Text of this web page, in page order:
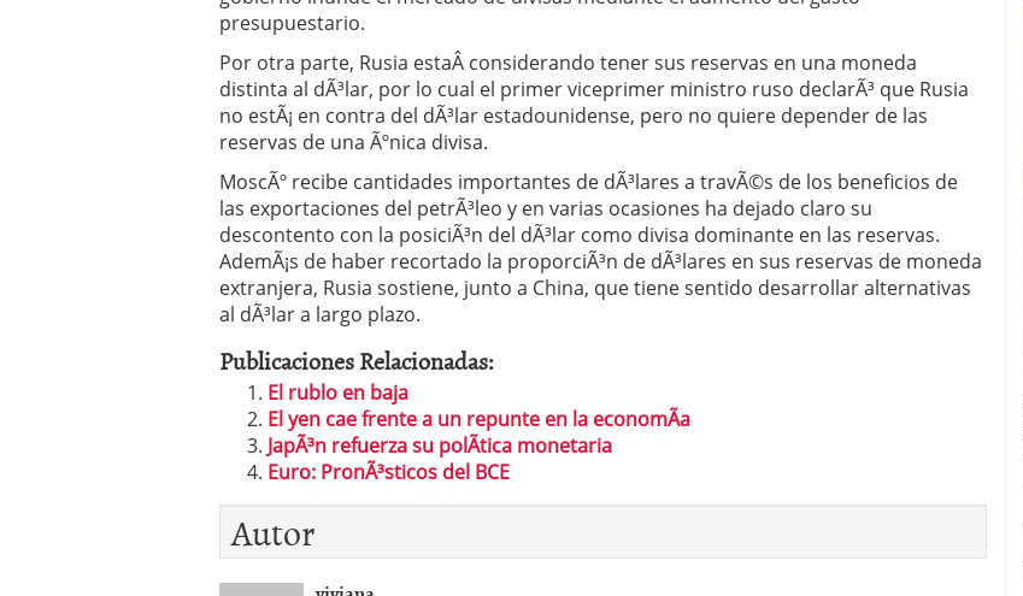
presupuestario.
Por otra parte, Rusia estaÂ considerando tener sus reservas en una moneda
distinta al dÃ³lar, por lo cual el primer viceprimer ministro ruso declarÃ³ que Rusia
no estÃ¡ en contra del dÃ³lar estadounidense, pero no quiere depender de las
reservas de una Ãºnica divisa.
MoscÃº recibe cantidades importantes de dÃ³lares a travÃ©s de los beneficios de
las exportaciones del petrÃ³leo y en varias ocasiones ha dejado claro su
descontento con la posiciÃ³n del dÃ³lar como divisa dominante en las reservas.
AdemÃ¡s de haber recortado la proporciÃ³n de dÃ³lares en sus reservas de moneda
extranjera, Rusia sostiene, junto a China, que tiene sentido desarrollar alternativas
al dÃ³lar a largo plazo.
Publicaciones Relacionadas:
El rublo en baja
El yen cae frente a un repunte en la economÃ­a
JapÃ³n refuerza su polÃ­tica monetaria
Euro: PronÃ³sticos del BCE
Autor